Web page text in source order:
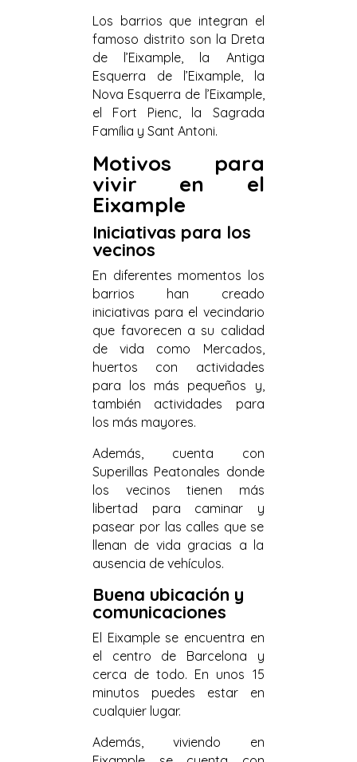
Los barrios que integran el
famoso distrito son la Dreta
de l’Eixample, la Antiga
Esquerra de l’Eixample, la
Nova Esquerra de l’Eixample,
el Fort Pienc, la Sagrada
Família y Sant Antoni.
Motivos para
vivir en el
Eixample
Iniciativas para los
vecinos
En diferentes momentos los
barrios han creado
iniciativas para el vecindario
que favorecen a su calidad
de vida como Mercados,
huertos con actividades
para los más pequeños y,
también actividades para
los más mayores.
Además, cuenta con
Superillas Peatonales donde
los vecinos tienen más
libertad para caminar y
pasear por las calles que se
llenan de vida gracias a la
ausencia de vehículos.
Buena ubicación y
comunicaciones
El Eixample se encuentra en
el centro de Barcelona y
cerca de todo. En unos 15
minutos puedes estar en
cualquier lugar.
Además, viviendo en